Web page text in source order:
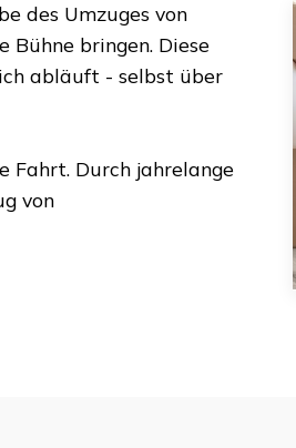
des Umzuges von
Bühne bringen. Diese
abläuft - selbst über
Fahrt. Durch jahrelange
von